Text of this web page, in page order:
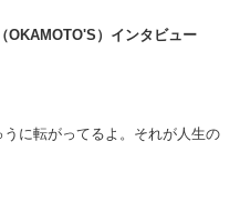
OKAMOTO'S）インタビュー
に転がってるよ。それが人生の